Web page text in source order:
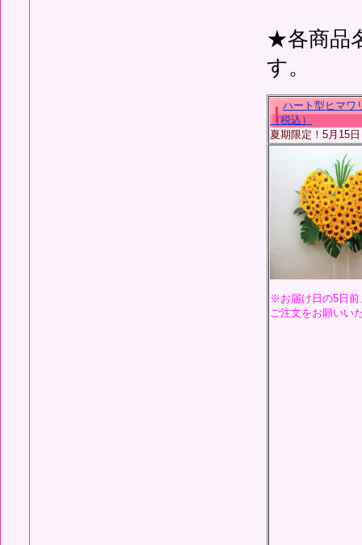
★各商品
す。
ハート型ヒマ
（税込）
夏期限定！5月15
※お届け日の5日前
ご注文をお願いい